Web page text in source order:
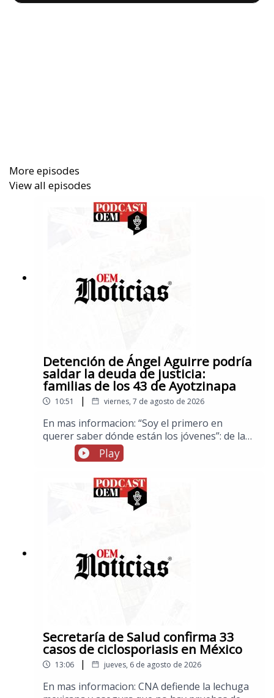
More episodes
View all episodes
Detención de Ángel Aguirre podría
saldar la deuda de justicia:
familias de los 43 de Ayotzinapa
10:51 | viernes, 7 de agosto de 2026
En mas informacion: “Soy el primero en
querer saber dónde están los jóvenes”: de la
promesa a la detención de Ángel
AguirreSubsecretaria Raquel Serur Smeke
asistirá a la toma de posesión del nuevo
presidente de ColombiaFuerte explosión de
gas sacude la colonia Las Granjas en
Cuernavaca; hay 21 heridosGallardo anuncia
medallas de oro en Juegos Centroamericanos:
Delegación espectacularHoy inicia la Feria
Nacional Potosina, FENAPO 2026.
Play
Secretaría de Salud confirma 33
casos de ciclosporiasis en México
13:06 | jueves, 6 de agosto de 2026
En mas informacion: CNA defiende la lechuga